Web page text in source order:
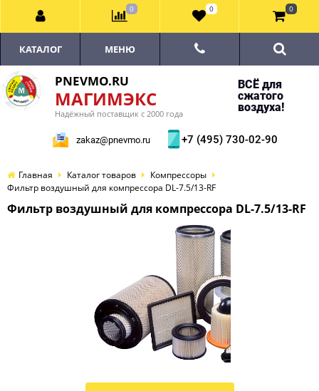
PNEVMO.RU
МАГИМЭКС
Надёжный поставщик с 2000 года
ВСЁ для
сжатого
воздуха!
zakaz@pnevmo.ru +7 (495) 730-02-90
КАТАЛОГ МЕНЮ
Главная Каталог товаров
Компрессоры
Фильтр воздушный для компрессора DL-7.5/13-RF
Фильтр воздушный для компрессора DL-7.5/13-RF
0 0 0